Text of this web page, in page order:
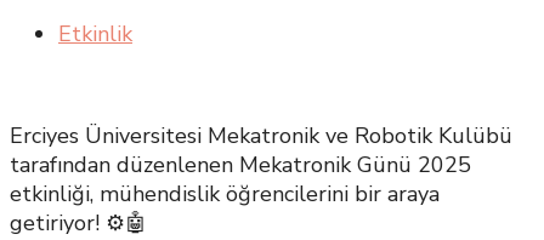
Etkinlik
Erciyes Üniversitesi Mekatronik ve Robotik Kulübü
tarafından düzenlenen Mekatronik Günü 2025
etkinliği, mühendislik öğrencilerini bir araya
getiriyor! ⚙️🤖